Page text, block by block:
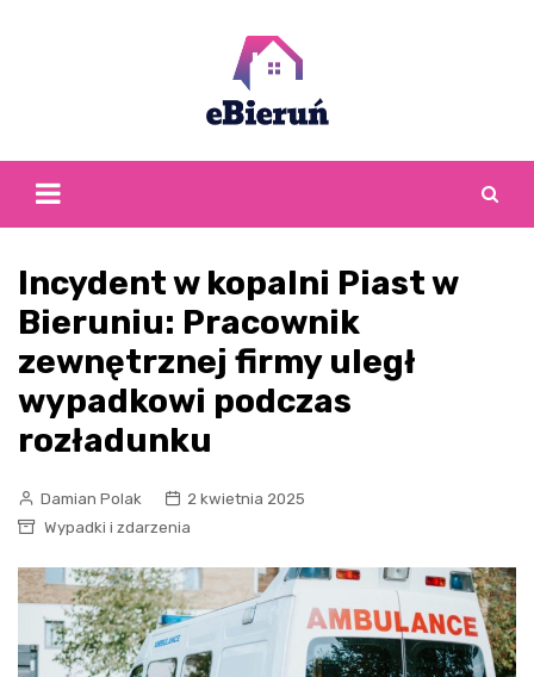
Incydent w kopalni Piast w
Bieruniu: Pracownik
zewnętrznej firmy uległ
wypadkowi podczas
rozładunku
Damian Polak
2 kwietnia 2025
Wypadki i zdarzenia